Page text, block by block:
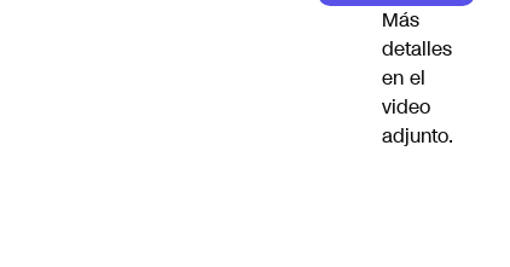
Más
detalles
en el
video
adjunto.